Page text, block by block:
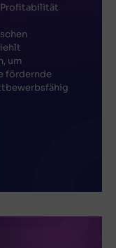
Profitabilität
um
fördernde